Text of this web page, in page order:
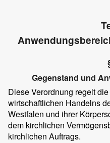
Gegenstand und
Diese Verordnung regelt
wirtschaftlichen Handelns
Westfalen und ihrer
dem kirchlichen
kirchlichen Auftrags.